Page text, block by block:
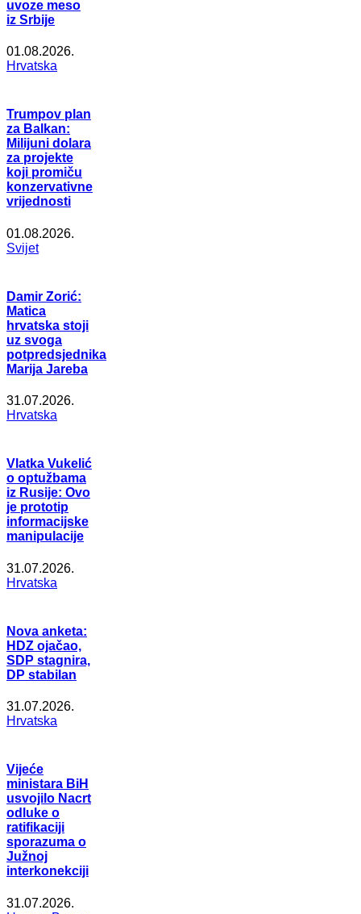
uvoze meso
iz Srbije
01.08.2026.
Hrvatska
Trumpov plan
za Balkan:
Milijuni dolara
za projekte
koji promiču
konzervativne
vrijednosti
01.08.2026.
Svijet
Damir Zorić:
Matica
hrvatska stoji
uz svoga
potpredsjednika
Marija Jareba
31.07.2026.
Hrvatska
Vlatka Vukelić
o optužbama
iz Rusije: Ovo
je prototip
informacijske
manipulacije
31.07.2026.
Hrvatska
Nova anketa:
HDZ ojačao,
SDP stagnira,
DP stabilan
31.07.2026.
Hrvatska
Vijeće
ministara BiH
usvojilo Nacrt
odluke o
ratifikaciji
sporazuma o
Južnoj
interkonekciji
31.07.2026.